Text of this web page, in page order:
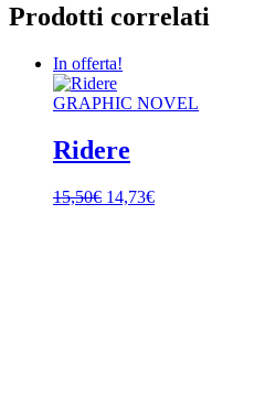
Prodotti correlati
In offerta!
GRAPHIC NOVEL
Ridere
15,50€ Il14,73€Il